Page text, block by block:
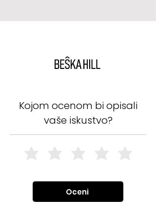
Kojom ocenom bi opisali
vaše iskustvo?
Oceni